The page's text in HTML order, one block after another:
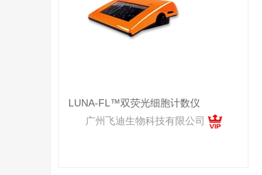
LUNA-FL™双荧光细胞计数仪
广州飞迪生物科技有限公司